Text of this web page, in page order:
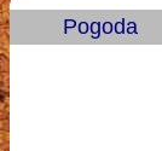
Pogoda